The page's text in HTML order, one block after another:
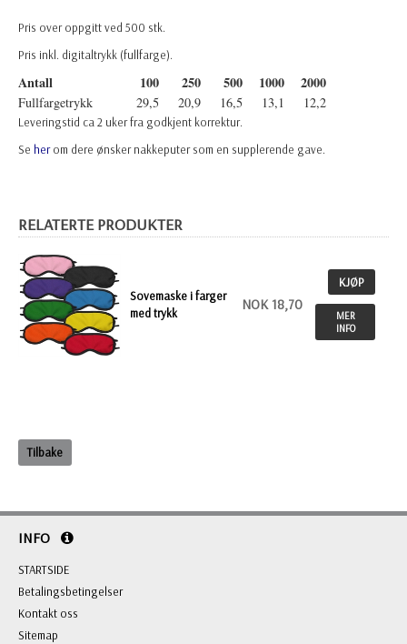
Pris over oppgitt ved 500 stk.
Pris inkl. digitaltrykk (fullfarge).
Antall 100 250 500 1000 2000
Fullfargetrykk 29,5 20,9 16,5 13,1 12,2
Leveringstid ca 2 uker fra godkjent korrektur.
Se herom dere ønsker nakkeputer som en supplerende gave.
RELATERTE PRODUKTER
Sovemaske i farger
med trykk
NOK 18,70
KJØP
MER
INFO
Tilbake
INFO
STARTSIDE
Betalingsbetingelser
Kontakt oss
Sitemap